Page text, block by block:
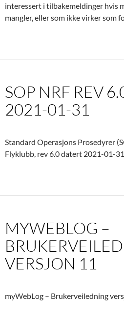
interessert i tilbakemeldinger hvis
mangler, eller som ikke virker som
SOP NRF REV
2021-01-31
Standard Operasjons Prosedyrer
Flyklubb, rev 6.0 datert 2021-01-31
MYWEBLOG –
VERSJON 11
myWebLog – Brukerveiledning